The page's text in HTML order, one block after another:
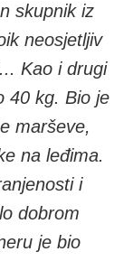
skupnik iz
neosjetljiv
Kao i drugi
40 kg. Bio je
marševe,
na leđima.
i
dobrom
je bio